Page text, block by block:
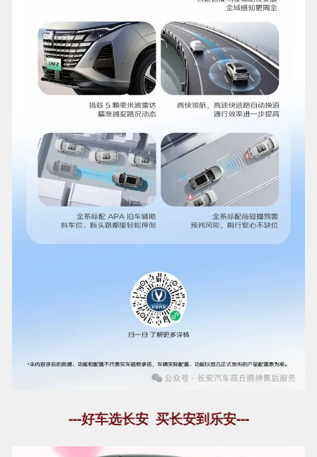
---好车选长安 买长安到乐安---